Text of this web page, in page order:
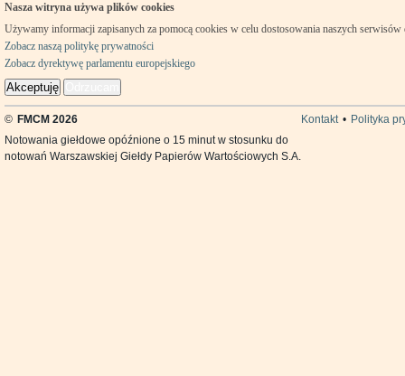
Nasza witryna używa plików cookies
Używamy informacji zapisanych za pomocą cookies w celu dostosowania naszych
Zobacz naszą politykę prywatności
Zobacz dyrektywę parlamentu europejskiego
Akceptuję
© FMCM 2026 Kontakt • Polityka
Notowania giełdowe opóźnione o 15 minut w stosunku do
notowań Warszawskiej Giełdy Papierów Wartościowych S.A.